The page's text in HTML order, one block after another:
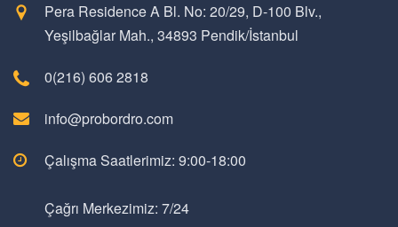
Pera Residence A Bl. No: 20/29, D-100 Blv.,
Yeşilbağlar Mah., 34893 Pendik/İstanbul
0(216) 606 2818
info@probordro.com
Çalışma Saatlerimiz: 9:00-18:00
Çağrı Merkezimiz: 7/24